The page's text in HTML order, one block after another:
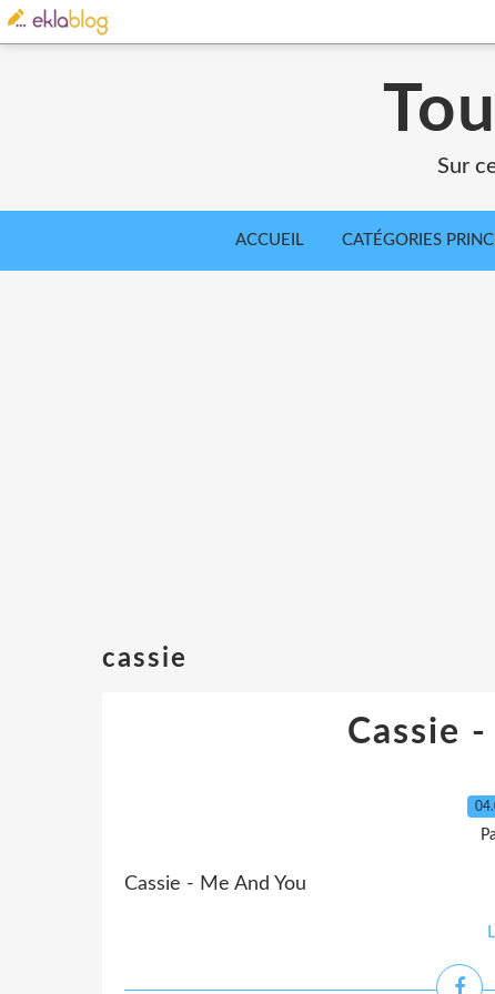
Sur
ACCUEIL CATÉGORIES
cassie
Cassie
Cassie - Me And You